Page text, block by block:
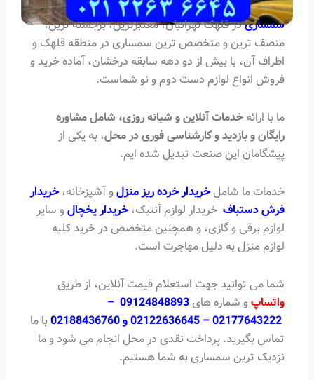
سمساریدر قلهک تهرانیان، معتبرترین، برجسته ترین،
منصف ترین و متخصص ترین سمساری در منطقه قلهک و
اطراف آن، با بیش از دو دهه سابقه درخشان، آماده خرید و
فروش انواع لوازم دست دوم و نو شماست.
ما با ارائهخدمات آنلاین و شبانه روزی، شامل مشاوره
رایگان و بازدید و کارشناسی فوری در محل، به یکی از
پیشگامان این صنعت تبدیل شده ایم.
خدمات ما شاملخریدار خرده ریز منزلو آشپزخانه،خریدار
فرش دستباف خریدار لوازم آنتیک،خریدار یخچالو سایر
لوازم برقی و گازی، و همچنین متخصص در خرید کلیه
لوازم منزل به دلیل مهاجرت است.
شما می توانید جهت استعلام قیمت آنلاین، از طریق
واتساپو شماره های09124848893
–
02177643222
–
02122636645و02188436760با ما
تماس بگیرید. پرداخت نقدی در محل انجام می شود و ما
نزدیک ترین سمساری به شما هستیم.